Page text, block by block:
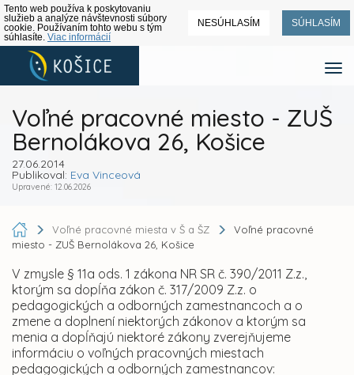
Tento web používa k poskytovaniu
služieb a analýze návštevnosti súbory
cookie. Používaním tohto webu s tým
súhlasíte. Viac informácií
NESÚHLASÍM SÚHLASÍM
Voľné pracovné miesto - ZUŠ
Bernolákova 26, Košice
27.06.2014
Publikoval: Eva Vinceová
Upravené: 12.06.2026
Voľné pracovné miesta v Š a ŠZ
Voľné pracovné
miesto - ZUŠ Bernolákova 26, Košice
V zmysle § 11a ods. 1 zákona NR SR č. 390/2011 Z.z.,
ktorým sa dopĺňa zákon č. 317/2009 Z.z. o
pedagogických a odborných zamestnancoch a o
zmene a doplnení niektorých zákonov a ktorým sa
menia a dopĺňajú niektoré zákony zverejňujeme
informáciu o voľných pracovných miestach
pedagogických a odborných zamestnancov: